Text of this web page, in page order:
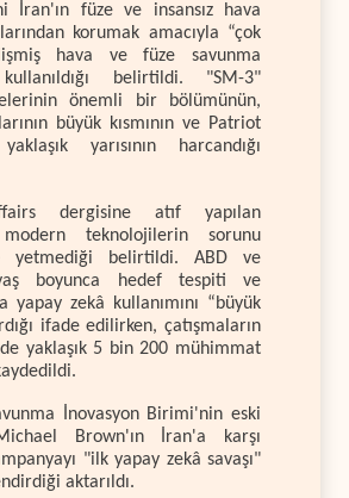
İran'ın füze ve insansız hava
korumak amacıyla “çok
hava ve füze savunma
belirtildi. "SM-3"
önemli bir bölümünün,
büyük kısmının ve Patriot
yarısının harcandığı
dergisine atıf yapılan
teknolojilerin sorunu
yetmediği belirtildi. ABD ve
boyunca hedef tespiti ve
yapay zekâ kullanımını “büyük
ifade edilirken, çatışmaların
yaklaşık 5 bin 200 mühimmat
İnovasyon Birimi'nin eski
Brown'ın İran'a karşı
"ilk yapay zekâ savaşı"
aktarıldı.